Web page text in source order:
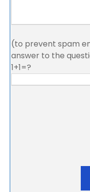
(to prevent spam
answer to the
1+1=?